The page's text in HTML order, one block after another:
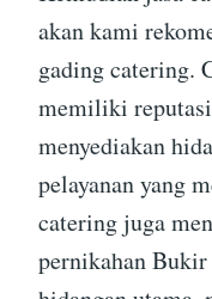
akan kami
gading catering.
memiliki
menyediakan
pelayanan yang
catering juga
pernikahan